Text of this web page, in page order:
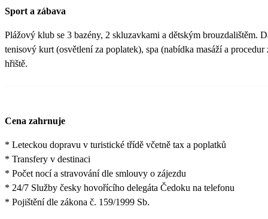
Sport a zábava
Plážový klub se 3 bazény, 2 skluzavkami a dětským brouzdalištěm.
tenisový kurt (osvětlení za poplatek), spa (nabídka masáží a procedur
hřiště.
Cena zahrnuje
* Leteckou dopravu v turistické třídě včetně tax a poplatků
* Transfery v destinaci
* Počet nocí a stravování dle smlouvy o zájezdu
* 24/7 Služby česky hovořícího delegáta Čedoku na telefonu
* Pojištění dle zákona č. 159/1999 Sb.